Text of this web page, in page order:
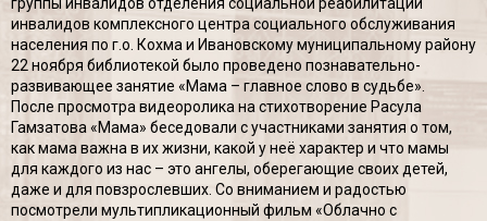
инвалидов комплексного центра социального обслуживания
населения по г.о. Кохма и Ивановскому муниципальному району
22 ноября библиотекой было проведено познавательно-
развивающее занятие «Мама – главное слово в судьбе».
После просмотра видеоролика на стихотворение Расула
Гамзатова «Мама» беседовали с участниками занятия о том,
как мама важна в их жизни, какой у неё характер и что мамы
для каждого из нас – это ангелы, оберегающие своих детей,
даже и для повзрослевших. Со вниманием и радостью
посмотрели мультипликационный фильм «Облачно с